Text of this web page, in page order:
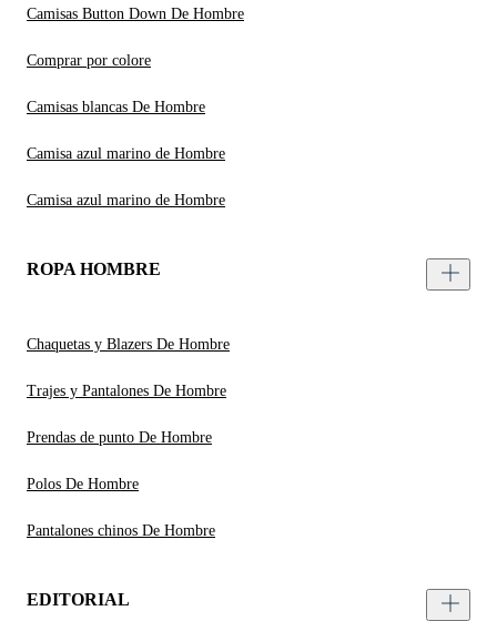
Camisas Button Down De Hombre
Comprar por colore
Camisas blancas De Hombre
Camisa azul marino de Hombre
Camisa azul marino de Hombre
ROPA HOMBRE
Chaquetas y Blazers De Hombre
Trajes y Pantalones De Hombre
Prendas de punto De Hombre
Polos De Hombre
Pantalones chinos De Hombre
EDITORIAL